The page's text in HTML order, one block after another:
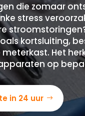
die zomaar
stress
kortsluiting,
Het
op
in 24 uur